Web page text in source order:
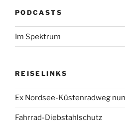
PODCASTS
Im Spektrum
REISELINKS
Ex Nordsee-Küstenradweg
Fahrrad-Diebstahlschutz